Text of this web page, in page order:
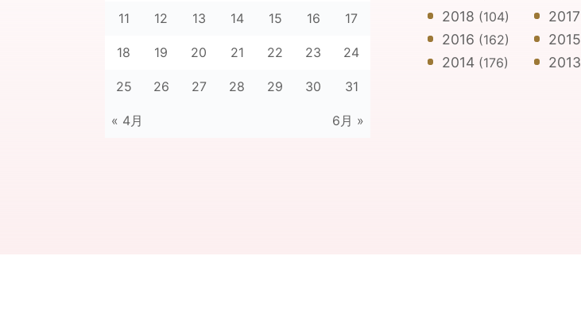
« 4月 6月 »
11 12 13 14 15 16 17
18 19 20 21 22 23 24
25 26 27 28 29 30 31
2018 (104) 2017
2016 (162) 2015
2014(176) 2013